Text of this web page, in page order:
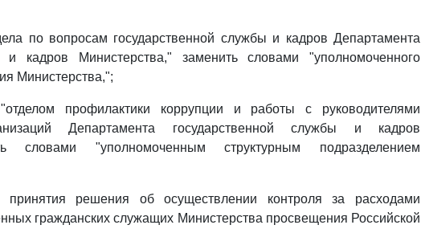
по вопросам государственной службы и кадров Департамента
и кадров Министерства," заменить словами "уполномоченного
Министерства,";
профилактики коррупции и работы с руководителями
Департамента государственной службы и кадров
словами "уполномоченным структурным подразделением
принятия решения об осуществлении контроля за расходами
гражданских служащих Министерства просвещения Российской